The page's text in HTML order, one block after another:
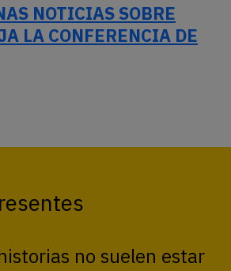
NOTICIAS SOBRE
LA CONFERENCIA DE
no suelen estar